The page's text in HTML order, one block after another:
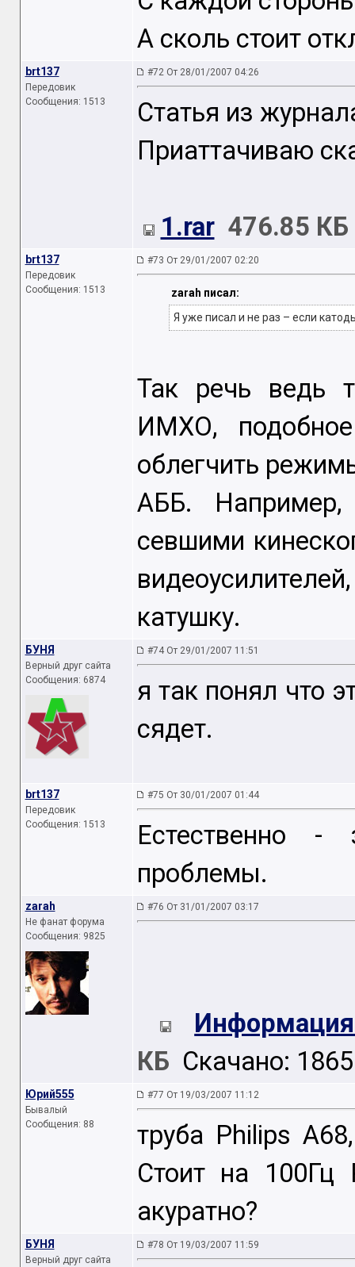
А сколь стоит
brt137
Передовик
Сообщения: 1513
#72 От 28/01/2007 04:26
Статья из
Приаттачиваю
1.rar 476.85 КБ
brt137
Передовик
Сообщения: 1513
#73 От 29/01/2007 02:20
zarah писал:
Я уже писал и не раз – если
Так речь ведь
ИМХО,
облегчить
АББ.
севшими
катушку.
БУНЯ
Верный друг сайта
Сообщения: 6874
#74 От 29/01/2007 11:51
я так понял что
сядет.
brt137
Передовик
Сообщения: 1513
#75 От 30/01/2007 01:44
Естественно -
проблемы.
zarah
Не фанат форума
Сообщения: 9825
#76 От 31/01/2007 03:17
КБ Скачано:
Юрий555
Бывалый
Сообщения: 88
#77 От 19/03/2007 11:12
труба Philips
Стоит на 100Гц
акуратно?
БУНЯ
Верный друг сайта
#78 От 19/03/2007 11:59